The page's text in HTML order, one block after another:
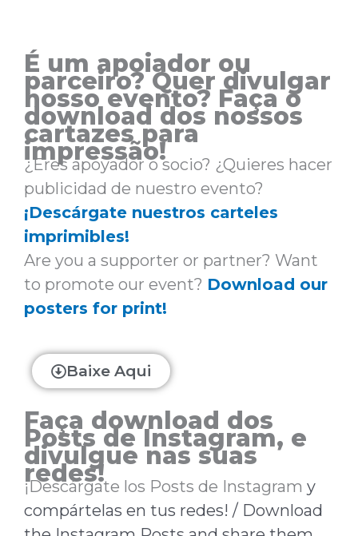
É um apoiador ou
parceiro? Quer divulgar
nosso evento? Faça o
download dos nossos
cartazes para
impressão!
¿Eres apoyador o socio? ¿Quieres hacer
publicidad de nuestro evento?
¡Descárgate nuestros carteles
imprimibles!
Are you a supporter or partner? Want
to promote our event? Download our
posters for print!
Baixe Aqui
Faça download dos
Posts de Instagram, e
divulgue nas suas
redes!
¡Descárgate los Posts de Instagram y
compártelas en tus redes! / Download